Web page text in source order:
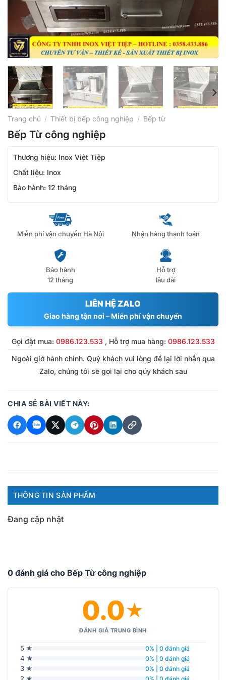
Trang chủ / Thiết bị bếp công nghiệp / Bếp từ
Bếp Từ công nghiệp
Thương hiệu: Inox Việt Tiệp
Chất liệu: Inox
Bảo hành: 12 tháng
Miễn phí vận chuyển Hà Nội Nhận hàng thanh toán
Bảo hành
12 tháng
Hỗ trợ
lâu dài
LIÊN HỆ ZALO
Giao hàng tận nơi – Miễn phí vận chuyển
Gọi đặt mua: 0986.123.533 , Hỗ trợ mua hàng: 0986.123.533
Ngoài giờ hành chính. Quý khách vui lòng để lại lời nhắn qua
Zalo, chúng tôi sẽ gọi lại cho qúy khách sau
CHIA SẺ BÀI VIẾT NÀY:
THÔNG TIN SẢN PHẨM
Đang cập nhật
0 đánh giá cho Bếp Từ công nghiệp
0.0★
ĐÁNH GIÁ TRUNG BÌNH
5 ★ 0% | 0 đánh giá
4 ★ 0% | 0 đánh giá
3 ★ 0% | 0 đánh giá